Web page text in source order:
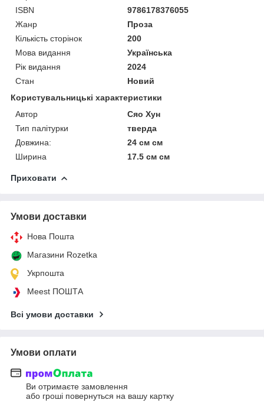
ISBN
9786178376055
Жанр
Проза
Кількість сторінок
200
Мова видання
Українська
Рік видання
2024
Стан
Новий
Користувальницькі характеристики
Автор
Сяо Хун
Тип палітурки
тверда
Довжина:
24 см см
Ширина
17.5 см см
Приховати
Умови доставки
Нова Пошта
Магазини Rozetka
Укрпошта
Meest ПОШТА
Всі умови доставки
Умови оплати
Ви отримаєте замовлення
або гроші повернуться на вашу картку